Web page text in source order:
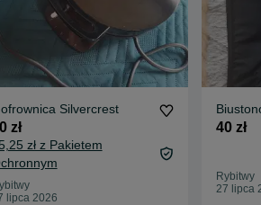
Silvercrest
zł
zł z Pakietem
lipca 2026
40 zł
Rybitwy
27 lipca